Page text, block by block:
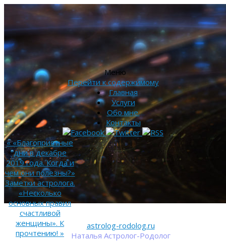
astrolog-rodolog.ru
Наталья Астролог-Родолог
Меню
Перейти к содержимому
Главная
Услуги
Обо мне.
Контакты
««Благоприятные
дни в декабре
2019 года. Когда и
чем они полезны?»
Заметки астролога.
«Несколько
основных правил
счастливой
женщины». К
прочтению! »